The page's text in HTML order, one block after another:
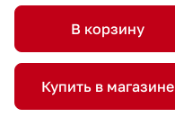
В корзину
Купить в магазине